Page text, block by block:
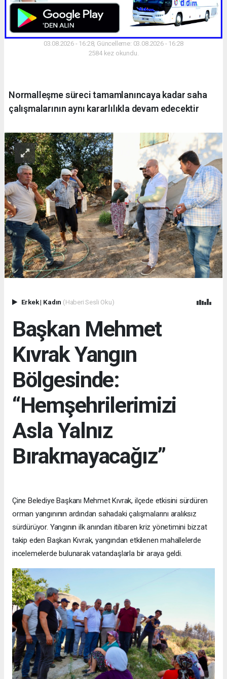
03.08.2026 - 16:28, Güncelleme: 03.08.2026 - 16:28
2584 kez okundu.
Normalleşme süreci tamamlanıncaya kadar saha
çalışmalarının aynı kararlılıkla devam edecektir
Erkek| Kadın (Haberi Sesli Oku)
Başkan Mehmet
Kıvrak Yangın
Bölgesinde:
“Hemşehrilerimizi
Asla Yalnız
Bırakmayacağız”
Çine Belediye Başkanı Mehmet Kıvrak, ilçede etkisini sürdüren
orman yangınının ardından sahadaki çalışmalarını aralıksız
sürdürüyor. Yangının ilk anından itibaren kriz yönetimini bizzat
takip eden Başkan Kıvrak, yangından etkilenen mahallelerde
incelemelerde bulunarak vatandaşlarla bir araya geldi.